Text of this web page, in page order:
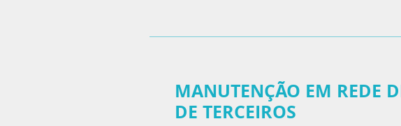
MANUTENÇÃO EM REDE
DE TERCEIROS